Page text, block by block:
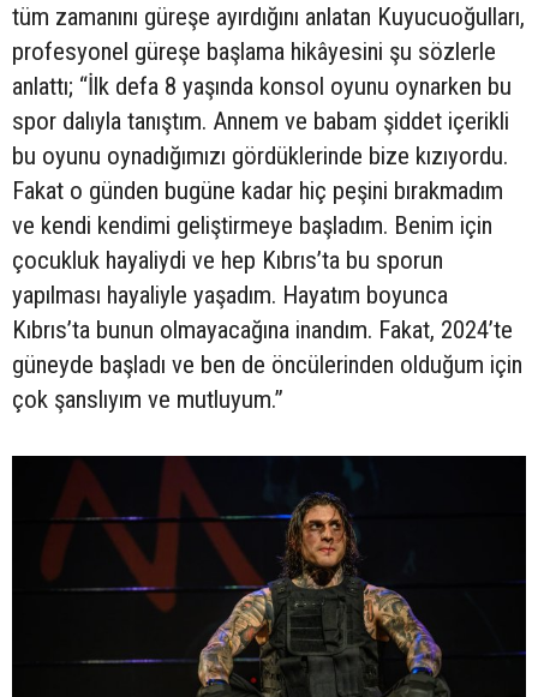
tüm zamanını güreşe ayırdığını anlatan Kuyucuoğulları,
profesyonel güreşe başlama hikâyesini şu sözlerle
anlattı; “İlk defa 8 yaşında konsol oyunu oynarken bu
spor dalıyla tanıştım. Annem ve babam şiddet içerikli
bu oyunu oynadığımızı gördüklerinde bize kızıyordu.
Fakat o günden bugüne kadar hiç peşini bırakmadım
ve kendi kendimi geliştirmeye başladım. Benim için
çocukluk hayaliydi ve hep Kıbrıs’ta bu sporun
yapılması hayaliyle yaşadım. Hayatım boyunca
Kıbrıs’ta bunun olmayacağına inandım. Fakat, 2024’te
güneyde başladı ve ben de öncülerinden olduğum için
çok şanslıyım ve mutluyum.”